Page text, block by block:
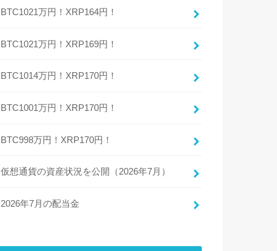
BTC1021万円！XRP164円！
BTC1021万円！XRP169円！
BTC1014万円！XRP170円！
BTC1001万円！XRP170円！
BTC998万円！XRP170円！
仮想通貨の資産状況を公開（2026年7月）
2026年7月の配当金